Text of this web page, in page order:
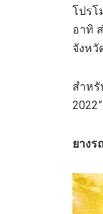
โปร
อาทิ
จังหวั
สำห
2022”
ยางร